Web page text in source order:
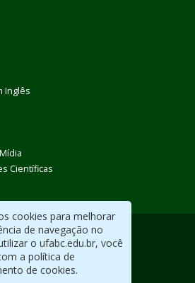
cookies para melhorar
de navegação no
o ufabc.edu.br, você
a política de
de cookies.
Inglês
Científicas